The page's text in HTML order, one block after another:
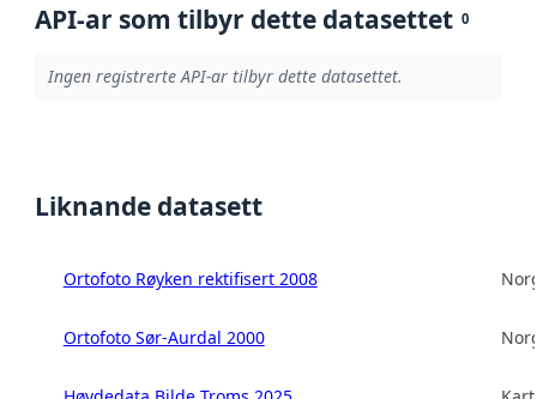
API-ar som tilbyr dette datasettet 0
Ingen registrerte API-ar tilbyr dette datasettet.
Liknande datasett
Ortofoto Røyken rektifisert 2008
Ortofoto Sør-Aurdal 2000